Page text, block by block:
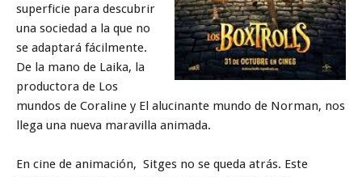
superficie para descubrir
una sociedad a la que no
se adaptará fácilmente.
De la mano de Laika, la
productora de Los
mundos de Coraline y El alucinante mundo de Norman, nos
llega una nueva maravilla animada.
En cine de animación, Sitges no se queda atrás. Este